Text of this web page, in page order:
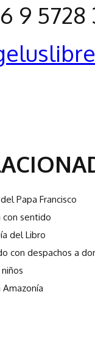
9 5728
Papa Francisco
con sentido
del Libro
con despachos a